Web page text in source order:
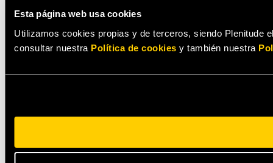
Esta página web usa cookies
Utilizamos cookies propias y de terceros, siendo Plenitude
consultar nuestra Política de cookies y también nuestra